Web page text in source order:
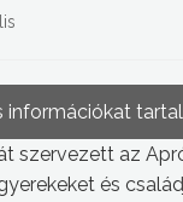
információkat
szervezett az
és